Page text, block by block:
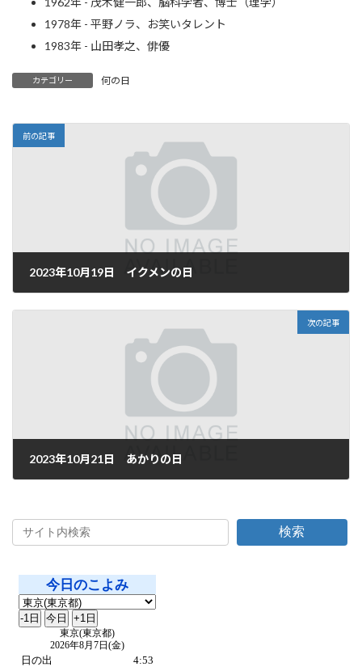
1978年 - 平野ノラ、お笑いタレント
1983年 - 山田孝之、俳優
カテゴリー 何の日
前の記事
2023年10月19日 イクメンの日
次の記事
2023年10月21日 あかりの日
検索